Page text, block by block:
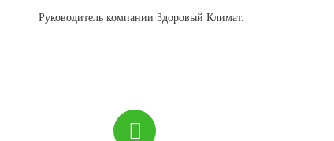
Руководитель компании Здоровый Климат.